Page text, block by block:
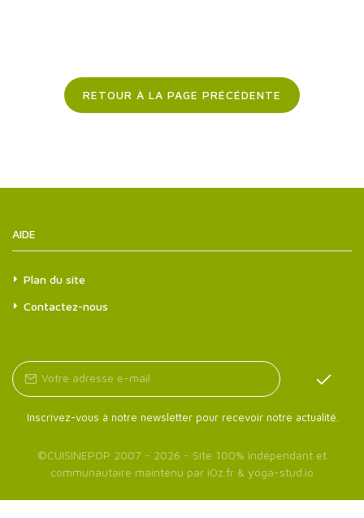
RETOUR À LA PAGE PRÉCÉDENTE
AIDE
Plan du site
Contactez-nous
Inscrivez-vous à notre newsletter pour recevoir notre actualité.
©CUISINEPOP 2007 - 2026 - Site 100% indépendant et
communautaire maintenu par iOz.fr & yoga-stud.io